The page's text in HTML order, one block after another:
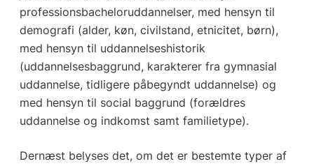
professionsbacheloruddannelser, med hensyn til
demografi (alder, køn, civilstand, etnicitet, børn),
med hensyn til uddannelseshistorik
(uddannelsesbaggrund, karakterer fra gymnasial
uddannelse, tidligere påbegyndt uddannelse) og
med hensyn til social baggrund (forældres
uddannelse og indkomst samt familietype).
Dernæst belyses det, om det er bestemte typer af